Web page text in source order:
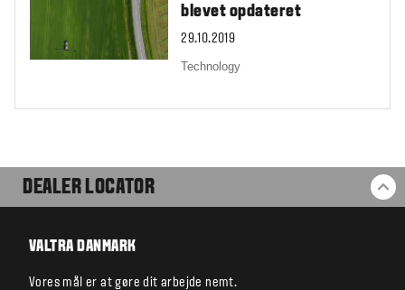
blevet opdateret
29.10.2019
Technology
DEALER LOCATOR
VALTRA DANMARK
Vores mål er at gøre dit arbejde nemt.